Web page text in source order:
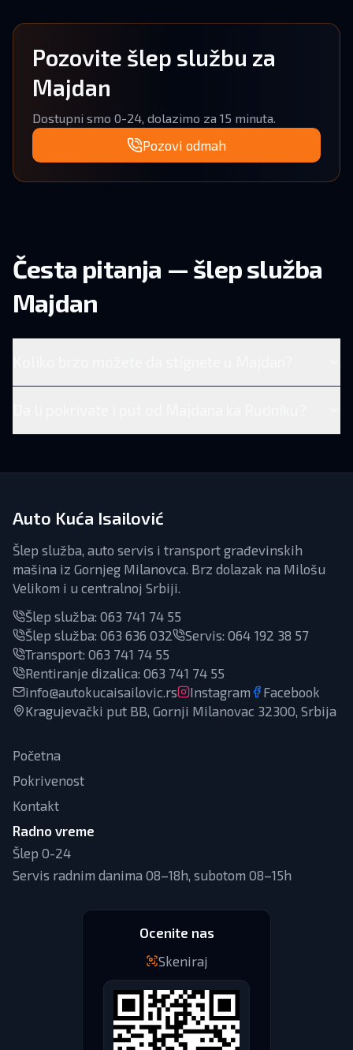
Pozovite šlep službu za
Majdan
Dostupni smo 0-24, dolazimo za 15 minuta.
Pozovi odmah
Česta pitanja — šlep služba
Majdan
Auto Kuća Isailović
Šlep služba, auto servis i transport građevinskih
mašina iz Gornjeg Milanovca. Brz dolazak na Milošu
Velikom i u centralnoj Srbiji.
Šlep služba: 063 741 74 55
Šlep služba: 063 636 032 Servis: 064 192 38 57
Transport: 063 741 74 55
Rentiranje dizalica: 063 741 74 55
info@autokucaisailovic.rs
Instagram
Facebook
Kragujevački put BB, Gornji Milanovac 32300, Srbija
Početna
Pokrivenost
Kontakt
Radno vreme
Šlep 0-24
Servis radnim danima 08–18h, subotom 08–15h
Ocenite nas
Skeniraj